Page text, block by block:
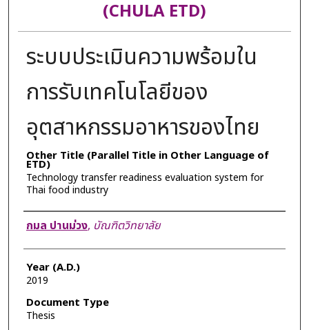
(CHULA ETD)
ระบบประเมินความพร้อมใน
การรับเทคโนโลยีของ
อุตสาหกรรมอาหารของไทย
Other Title (Parallel Title in Other Language of
ETD)
Technology transfer readiness evaluation system for
Thai food industry
Author
กมล ปานม่วง, บัณฑิตวิทยาลัย
Year (A.D.)
2019
Document Type
Thesis